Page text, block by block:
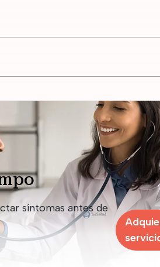
síntomas antes de